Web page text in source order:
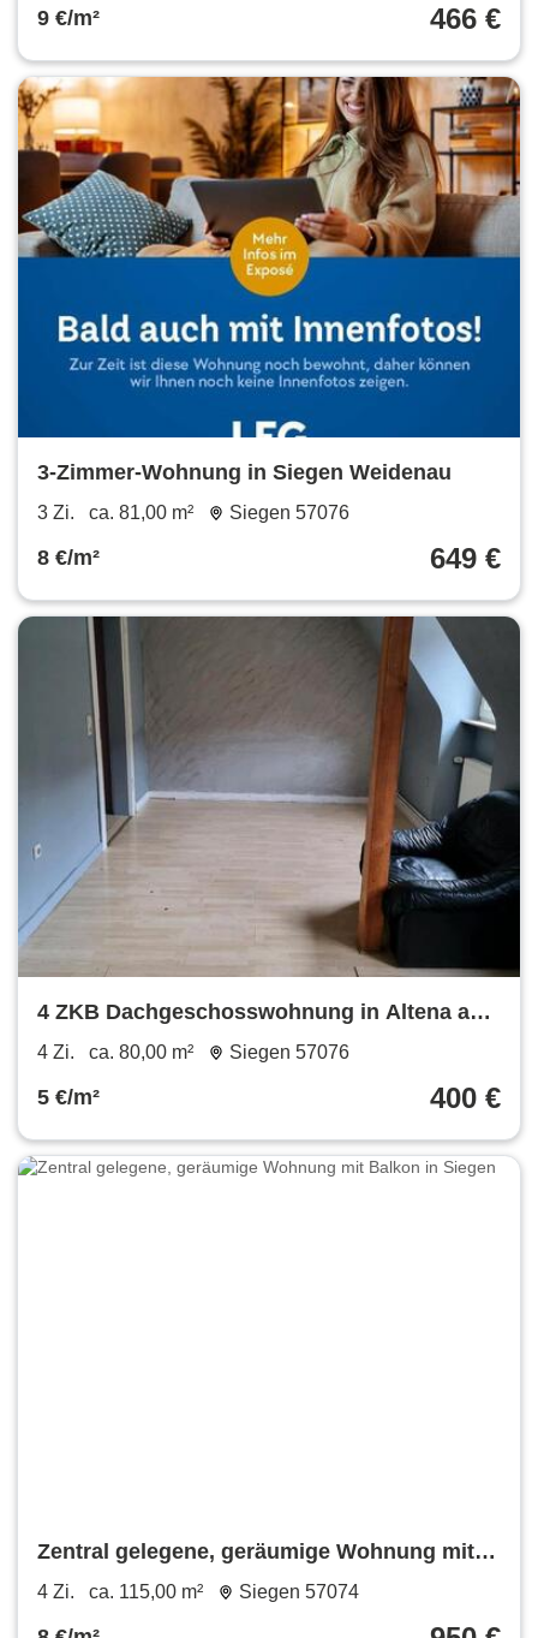
9 €/m² 466 €
3-Zimmer-Wohnung in Siegen Weidenau
3 Zi. ca. 81,00 m² Siegen 57076
8 €/m² 649 €
4 ZKB Dachgeschosswohnung in Altena ab
sofort
4 Zi. ca. 80,00 m² Siegen 57076
5 €/m² 400 €
Zentral gelegene, geräumige Wohnung mit
Balkon in Siegen
4 Zi. ca. 115,00 m² Siegen 57074